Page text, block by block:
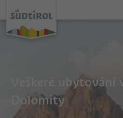
Veškeré ubytování
Dolomity